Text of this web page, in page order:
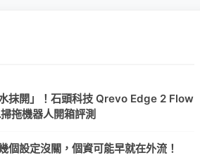
抹開」！石頭科技 Qrevo Edge 2 Flow
拖機器人開箱評測
個設定沒關，個資可能早就在外流！